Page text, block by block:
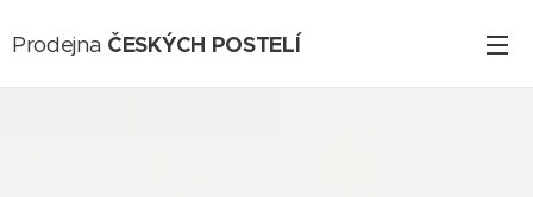
Prodejna ČESKÝCH POSTELÍ